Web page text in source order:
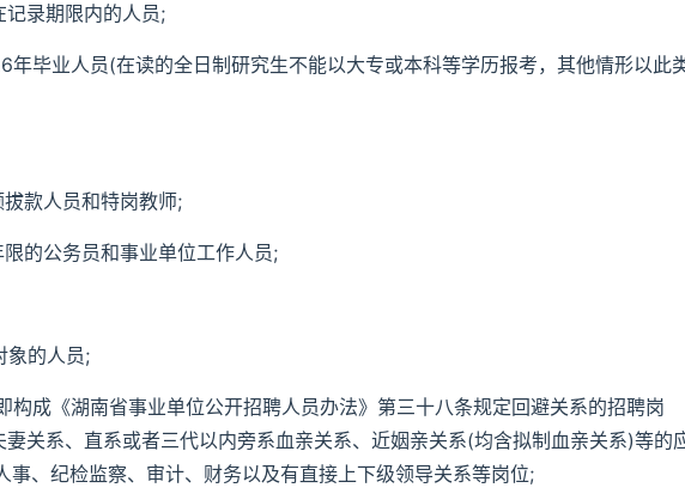
录期限内的人员;
年毕业人员(在读的全日制研究生不能以大专或本科等学历报考，其他情形以此
款人员和特岗教师;
的公务员和事业单位工作人员;
象的人员;
构成《湖南省事业单位公开招聘人员办法》第三十八条规定回避关系的招聘岗
关系、直系或者三代以内旁系血亲关系、近姻亲关系(均含拟制血亲关系)等的
事、纪检监察、审计、财务以及有直接上下级领导关系等岗位;